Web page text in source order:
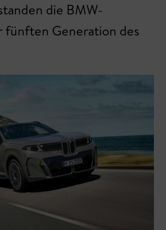
die BMW-
fünften Generation des